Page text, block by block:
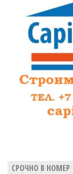
четыре
уголовных
дела
СРОЧНО В НОМЕР